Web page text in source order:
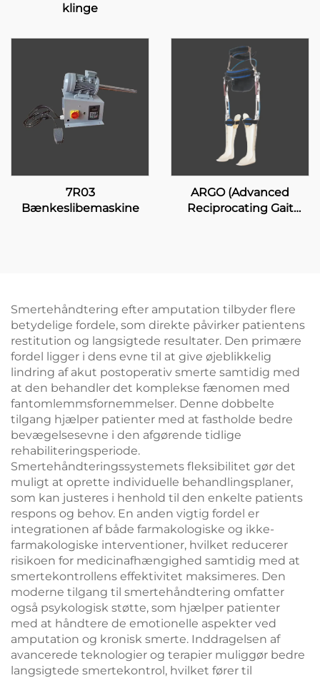
klinge
7R03
Bænkeslibemaskine
ARGO (Advanced
Reciprocating Gait
Smertehåndtering efter amputation tilbyder flere
betydelige fordele, som direkte påvirker patientens
restitution og langsigtede resultater. Den primære
fordel ligger i dens evne til at give øjeblikkelig
lindring af akut postoperativ smerte samtidig med
at den behandler det komplekse fænomen med
fantomlemmsfornemmelser. Denne dobbelte
tilgang hjælper patienter med at fastholde bedre
bevægelsesevne i den afgørende tidlige
rehabiliteringsperiode.
Smertehåndteringssystemets fleksibilitet gør det
muligt at oprette individuelle behandlingsplaner,
som kan justeres i henhold til den enkelte patients
respons og behov. En anden vigtig fordel er
integrationen af både farmakologiske og ikke-
farmakologiske interventioner, hvilket reducerer
risikoen for medicinafhængighed samtidig med at
smertekontrollens effektivitet maksimeres. Den
moderne tilgang til smertehåndtering omfatter
også psykologisk støtte, som hjælper patienter
med at håndtere de emotionelle aspekter ved
amputation og kronisk smerte. Inddragelsen af
avancerede teknologier og terapier muliggør bedre
langsigtede smertekontrol, hvilket fører til